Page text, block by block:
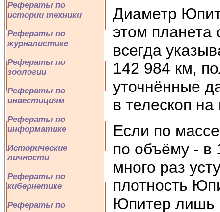
Рефераты по
истории техники
Рефераты по
журналистике
Рефераты по
зоологии
Рефераты по
инвестициям
Рефераты по
информатике
Исторические
личности
Рефераты по
кибернетике
Рефераты по
Диаметр
этом планета
всегда
142 984 км,
уточнённые
в телескоп на
Если по
по объёму - в
много раз
плотность
Юпитер лишь